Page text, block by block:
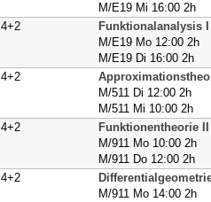
M/E19 Mi 16:00 2h
4+2
Funktionalanalysis I
M/E19 Mo 12:00 2h
M/E19 Di 16:00 2h
4+2
M/511 Di 12:00 2h
M/511 Mi 10:00 2h
4+2
Funktionentheorie II
M/911 Mo 10:00 2h
M/911 Do 12:00 2h
4+2
Differentialgeometrie
M/911 Mo 14:00 2h